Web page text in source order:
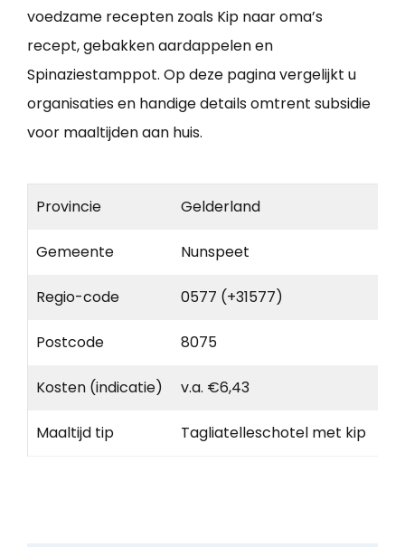
voedzame recepten zoals Kip naar oma’s
recept, gebakken aardappelen en
Spinaziestamppot. Op deze pagina vergelijkt u
organisaties en handige details omtrent subsidie
voor maaltijden aan huis.
Provincie Gelderland
Gemeente Nunspeet
Regio-code 0577 (+31577)
Postcode 8075
Kosten (indicatie) v.a. €6,43
Maaltijd tip Tagliatelleschotel met kip